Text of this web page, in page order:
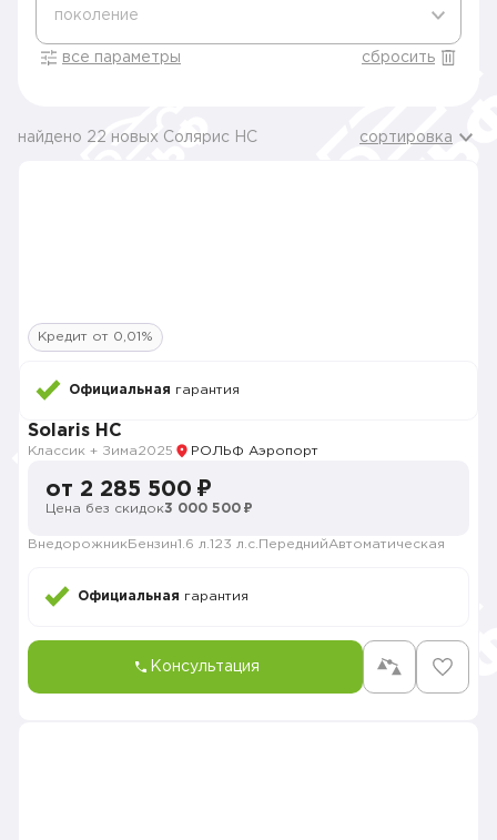
поколение
все параметры сбросить
найдено 22 новых Солярис HC сортировка
Кредит от 0,01%
Официальная гарантия
Solaris HC
Классик + Зима2025 РОЛЬФ Аэропорт
от 2 285 500 ₽
Цена без скидок3 000 500 ₽
Внедорожник Бензин1.6 л. 123 л.с. ПереднийАвтоматическая
Официальная гарантия
Консультация